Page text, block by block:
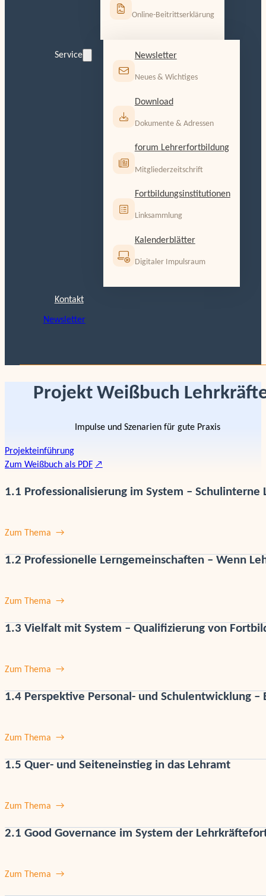
Online-Beitrittserklärung
Service Newsletter
Neues & Wichtiges
Download
Dokumente & Adressen
forum Lehrerfortbildung
Mitgliederzeitschrift
Fortbildungsinstitutionen
Linksammlung
Kalenderblätter
Digitaler Impulsraum
Kontakt
Newsletter
Projekt Weißbuch
Impulse und Szenarien für gute Praxis
Projekteinführung
Zum Weißbuch als PDF
1.1 Professionalisierung im System –
Zum Thema
1.2 Professionelle Lerngemeinschaften – Wenn
Zum Thema
1.3 Vielfalt mit System – Qualifizierung von
Zum Thema
1.4 Perspektive Personal- und Schulentwicklung
Zum Thema
1.5 Quer- und Seiteneinstieg in das Lehramt
Zum Thema
2.1 Good Governance im System der
Zum Thema